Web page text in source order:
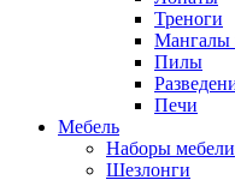
Треноги
Мангалы
Пилы
Печи
Мебель
Наборы мебели
Шезлонги